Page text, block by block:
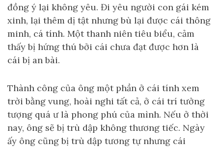
đồng ý lại không yêu. Đi yêu người con gái kém
xinh, lại thêm dị tật nhưng bù lại được cái thông
minh, cá tính. Một thanh niên tiêu biểu, cảm
thấy bị hứng thú bởi cái chưa đạt được hơn là
cái bị an bài.
Thành công của ông một phần ở cái tính xem
trời bằng vung, hoài nghi tất cả, ở cái trí tưởng
tượng quá ư là phong phú của mình. Nếu ở thời
nay, ông sẽ bị trù dập không thương tiếc. Ngày
ấy ông cũng bị trù dập tương tự nhưng cái